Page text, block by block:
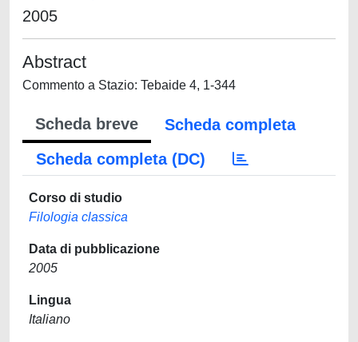
2005
Abstract
Commento a Stazio: Tebaide 4, 1-344
Scheda breve
Scheda completa
Scheda completa (DC)
Corso di studio
Filologia classica
Data di pubblicazione
2005
Lingua
Italiano